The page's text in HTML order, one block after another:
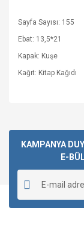
Sayfa Sayısı: 155
Ebat: 13,5*21
Kapak: Kuşe
Kağıt: Kitap Kağıdı
KAMPANYA
E-